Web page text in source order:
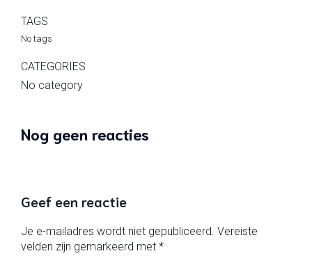
TAGS
No tags
CATEGORIES
No category
Nog geen reacties
Geef een reactie
Je e-mailadres wordt niet gepubliceerd. Vereiste
velden zijn gemarkeerd met *